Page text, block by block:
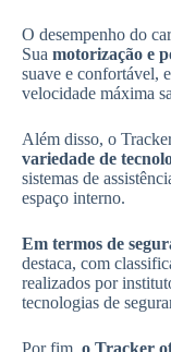
O desempenho do
Sua motorização e
suave e confortável,
velocidade máxima
Além disso, o
variedade de
sistemas de
espaço interno.
Em termos de
destaca, com
realizados por
tecnologias de